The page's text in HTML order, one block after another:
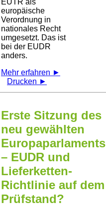
europäische
Verordnung in
nationales Recht
umgesetzt. Das ist
bei der EUDR
anders.
Mehr erfahren ►
Drucken ►
Erste Sitzung des
neu gewählten
Europaparlaments
– EUDR und
Lieferketten-
Richtlinie auf dem
Prüfstand?